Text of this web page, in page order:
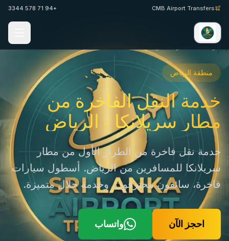
CMB Airport Transfers
+94 71 578 3344
الرئيسية
منطقة الرياض
خدمة النقل الفاخرة من
مطار سريلانكا - الرياض
خدمة نقل فاخرة من الطراز الأول من مطار
سريلانكا للمسافرين من الرياض. أسطول سيارات
فاخرة، سائقون محترفون، وخدمة حلال متميزة.
احجز الآن واتساب